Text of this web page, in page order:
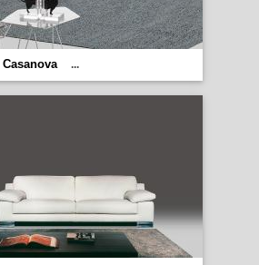
Casanova ...